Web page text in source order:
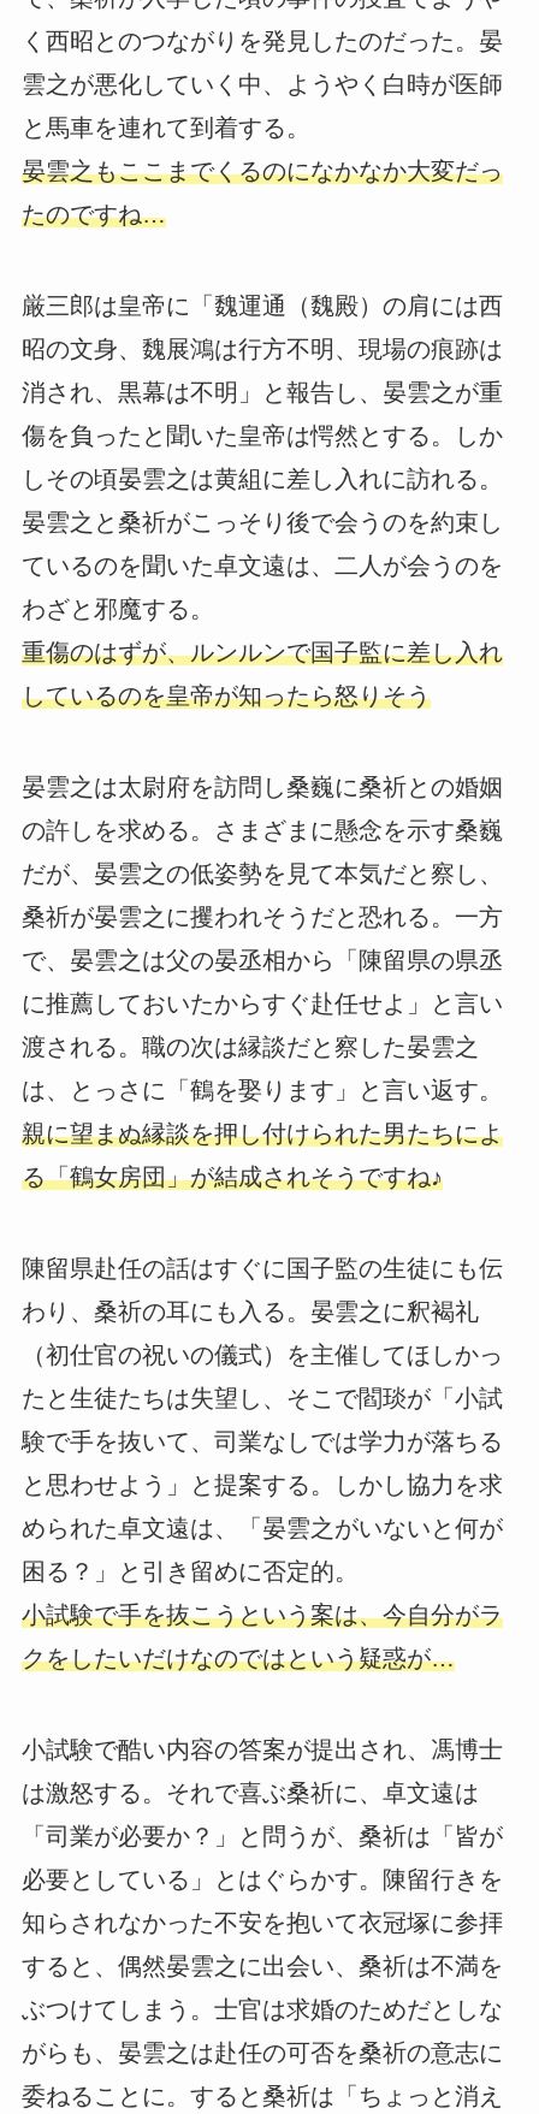
く西昭とのつながりを発見したのだった。晏
雲之が悪化していく中、ようやく白時が医師
と馬車を連れて到着する。
晏雲之もここまでくるのになかなか大変だっ
たのですね…
厳三郎は皇帝に「魏運通（魏殿）の肩には西
昭の文身、魏展鴻は行方不明、現場の痕跡は
消され、黒幕は不明」と報告し、晏雲之が重
傷を負ったと聞いた皇帝は愕然とする。しか
しその頃晏雲之は黄組に差し入れに訪れる。
晏雲之と桑祈がこっそり後で会うのを約束し
ているのを聞いた卓文遠は、二人が会うのを
わざと邪魔する。
重傷のはずが、ルンルンで国子監に差し入れ
しているのを皇帝が知ったら怒りそう
晏雲之は太尉府を訪問し桑巍に桑祈との婚姻
の許しを求める。さまざまに懸念を示す桑巍
だが、晏雲之の低姿勢を見て本気だと察し、
桑祈が晏雲之に攫われそうだと恐れる。一方
で、晏雲之は父の晏丞相から「陳留県の県丞
に推薦しておいたからすぐ赴任せよ」と言い
渡される。職の次は縁談だと察した晏雲之
は、とっさに「鶴を娶ります」と言い返す。
親に望まぬ縁談を押し付けられた男たちによ
る「鶴女房団」が結成されそうですね♪
陳留県赴任の話はすぐに国子監の生徒にも伝
わり、桑祈の耳にも入る。晏雲之に釈褐礼
（初仕官の祝いの儀式）を主催してほしかっ
たと生徒たちは失望し、そこで閻琰が「小試
験で手を抜いて、司業なしでは学力が落ちる
と思わせよう」と提案する。しかし協力を求
められた卓文遠は、「晏雲之がいないと何が
困る？」と引き留めに否定的。
小試験で手を抜こうという案は、今自分がラ
クをしたいだけなのではという疑惑が…
小試験で酷い内容の答案が提出され、馮博士
は激怒する。それで喜ぶ桑祈に、卓文遠は
「司業が必要か？」と問うが、桑祈は「皆が
必要としている」とはぐらかす。陳留行きを
知らされなかった不安を抱いて衣冠塚に参拝
すると、偶然晏雲之に出会い、桑祈は不満を
ぶつけてしまう。士官は求婚のためだとしな
がらも、晏雲之は赴任の可否を桑祈の意志に
委ねることに。すると桑祈は「ちょっと消え